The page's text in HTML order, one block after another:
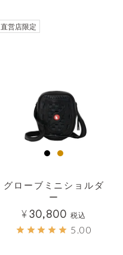
直営店限定
グローブミニショルダ
ー
¥30,800 税込
5.00